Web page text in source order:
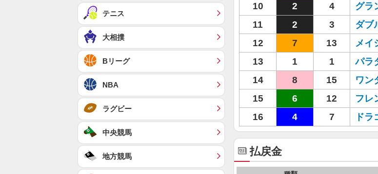
10
2 4 グラ
11
2 3 ダブ
12
7 13 メイ
13
1 1 パラ
14
8 15 ワン
15
6 12 フレ
16
4 7 ド
払戻金
テニス
大相撲
Bリーグ
NBA
ラグビー
中央競馬
地方競馬